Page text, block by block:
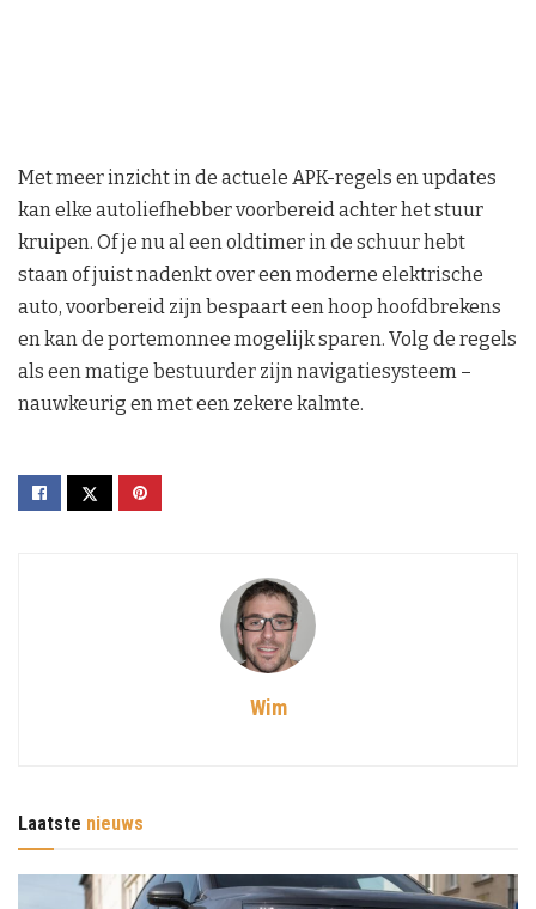
Met meer inzicht in de actuele APK-regels en updates
kan elke autoliefhebber voorbereid achter het stuur
kruipen. Of je nu al een oldtimer in de schuur hebt
staan of juist nadenkt over een moderne elektrische
auto, voorbereid zijn bespaart een hoop hoofdbrekens
en kan de portemonnee mogelijk sparen. Volg de regels
als een matige bestuurder zijn navigatiesysteem –
nauwkeurig en met een zekere kalmte.
Wim
Laatste nieuws